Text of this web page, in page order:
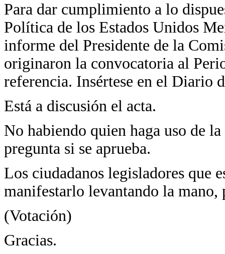
Para dar cumplimiento a lo
Política de los Estados Unidos
informe del Presidente de la
originaron la convocatoria al
referencia. Insértese en el Diario
Está a discusión el acta.
No habiendo quien haga uso de
pregunta si se aprueba.
Los ciudadanos legisladores que
manifestarlo levantando la mano,
(Votación)
Gracias.